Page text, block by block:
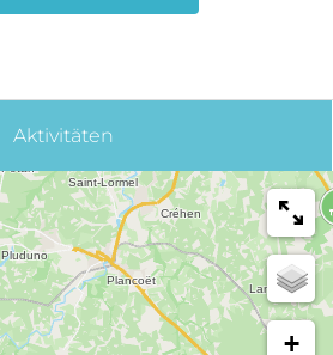
Aktivitäten
+